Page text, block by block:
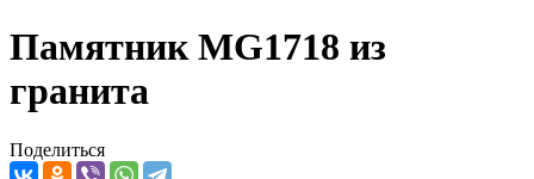
Памятник MG1718 из
гранита
Поделиться